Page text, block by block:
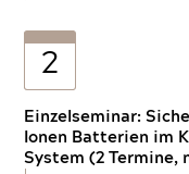
2
Einzelseminar:
Ionen Batterien im
System (2 Termine,